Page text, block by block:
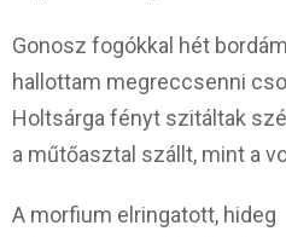
Gonosz fogókkal hét
hallottam megreccsenni
Holtsárga fényt szitáltak
a műtőasztal szállt, mint a
A morfium elringatott, hideg